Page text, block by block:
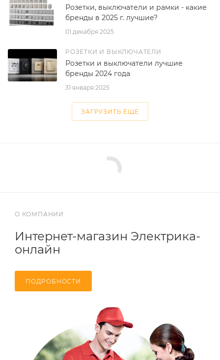
01 декабря 2025
Розетки, выключатели и рамки - какие
бренды в 2025 г. лучшие?
РОЗЕТКИ И ВЫКЛЮЧАТЕЛИ
31 января 2025
Розетки и выключатели лучшие
бренды 2024 года
ЗАГРУЗИТЬ ЕЩЕ
О КОМПАНИИ
Интернет-магазин Электрика-
онлайн
ПОДРОБНОСТИ